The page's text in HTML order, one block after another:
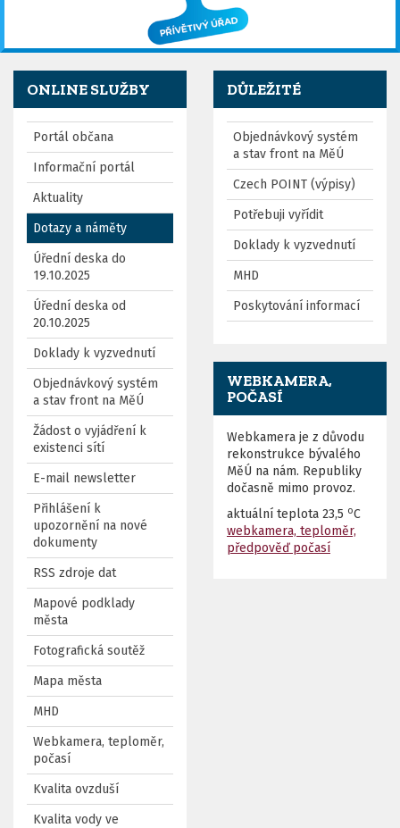
ONLINE SLUŽBY
Portál občana
Informační portál
Aktuality
Dotazy a náměty
Úřední deska do
19.10.2025
Úřední deska od
20.10.2025
Doklady k vyzvednutí
Objednávkový systém
a stav front na MěÚ
Žádost o vyjádření k
existenci sítí
E-mail newsletter
Přihlášení k
upozornění na nové
dokumenty
RSS zdroje dat
Mapové podklady
města
Fotografická soutěž
Mapa města
MHD
Webkamera, teploměr,
počasí
Kvalita ovzduší
Kvalita vody ve
DŮLEŽITÉ
Objednávkový systém
a stav front na MěÚ
Czech POINT (výpisy)
Potřebuji vyřídit
Doklady k vyzvednutí
MHD
Poskytování informací
WEBKAMERA,
POČASÍ
Webkamera je z důvodu
rekonstrukce bývalého
MěÚ na nám. Republiky
dočasně mimo provoz.
aktuální teplota 23,5 oC
webkamera, teploměr,
předpověď počasí